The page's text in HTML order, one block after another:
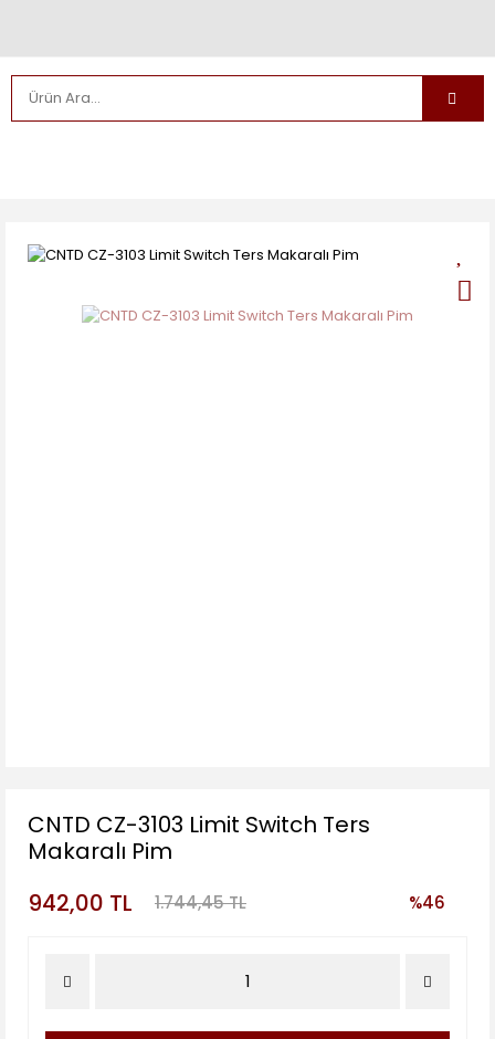
CNTD CZ-3103 Limit Switch Ters
Makaralı Pim
942,00 TL
1.744,45 TL %46